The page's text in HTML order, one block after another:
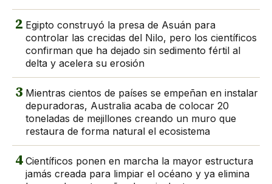
2 Egipto construyó la presa de Asuán para
controlar las crecidas del Nilo, pero los científicos
confirman que ha dejado sin sedimento fértil al
delta y acelera su erosión
3 Mientras cientos de países se empeñan en instalar
depuradoras, Australia acaba de colocar 20
toneladas de mejillones creando un muro que
restaura de forma natural el ecosistema
4 Científicos ponen en marcha la mayor estructura
jamás creada para limpiar el océano y ya elimina